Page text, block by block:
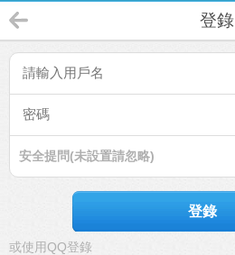
登錄
安全提問(未設置請忽略)
登錄
或使用QQ登錄